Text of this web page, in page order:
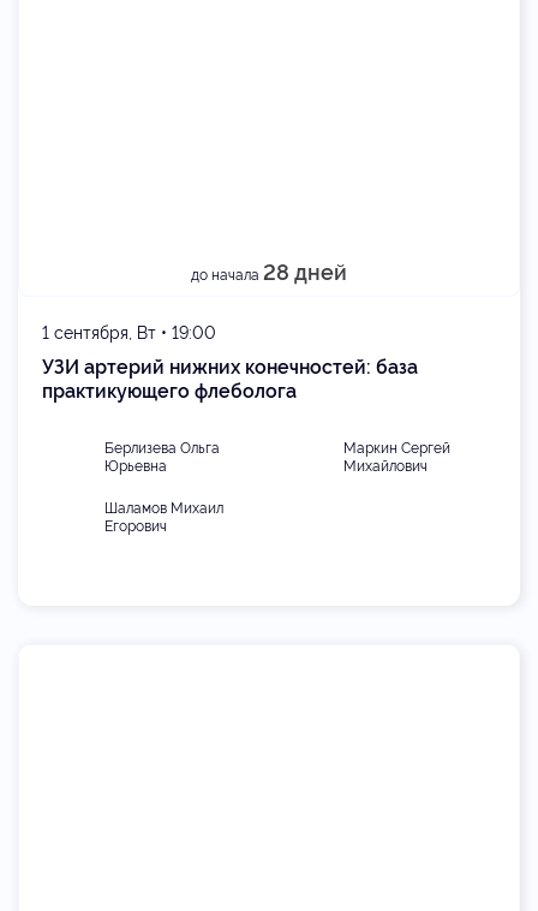
до начала 28 дней
Берлизева Ольга
Юрьевна
Маркин Сергей
Михайлович
Шаламов Михаил
Егорович
1 сентября, Вт • 19:00
УЗИ артерий нижних конечностей: база
практикующего флеболога